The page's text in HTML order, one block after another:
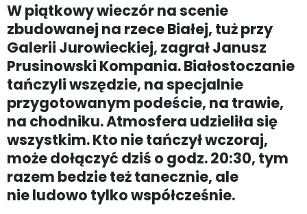
W piątkowy wieczór na scenie
zbudowanej na rzece Białej, tuż przy
Galerii Jurowieckiej, zagrał Janusz
Prusinowski Kompania. Białostoczanie
tańczyli wszędzie, na specjalnie
przygotowanym podeście, na trawie,
na chodniku. Atmosfera udzieliła się
wszystkim. Kto nie tańczył wczoraj,
może dołączyć dziś o godz. 20:30, tym
razem bedzie też tanecznie, ale
nie ludowo tylko współcześnie.